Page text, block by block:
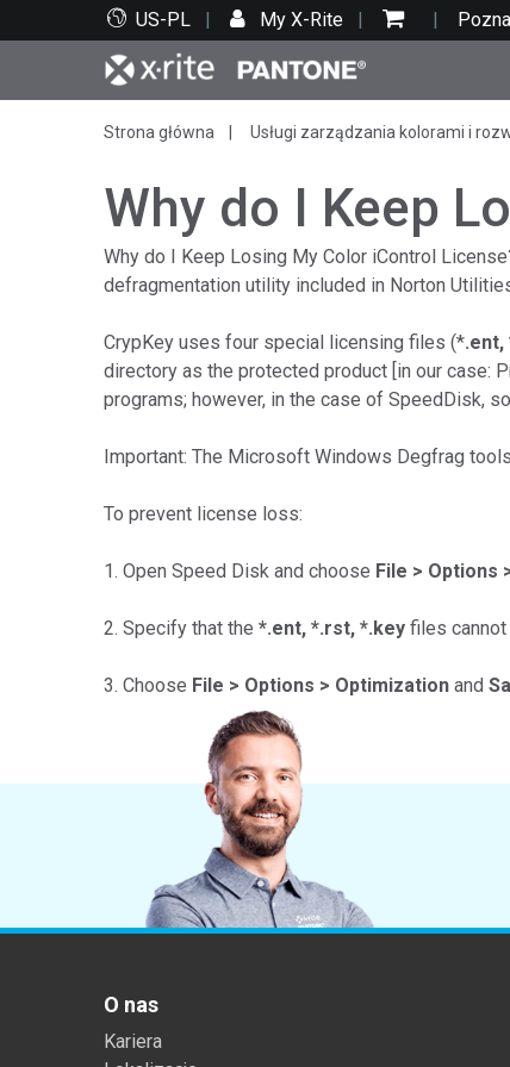
US-PL My X-Rite
Top produkty
Druk i opakowania
Motoryzacja
Tworzywa sztuczne
Wsparcie techniczne
Zasoby edukacyjne
Strona główna Usługi zarządzania kolorami i
Why do I Keep
Why do I Keep Losing My Color iControl
defragmentation utility included in Norton
CrypKey uses four special licensing files (*.ent,
directory as the protected product [in our case:
programs; however, in the case of SpeedDisk,
Important: The Microsoft Windows Degfrag
To prevent license loss:
1. Open Speed Disk and choose File > Options
2. Specify that the *.ent, *.rst, *.key files
3. Choose File > Options > Optimization and
O nas
Kariera